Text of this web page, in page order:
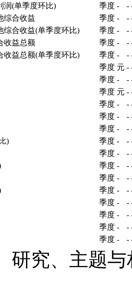
润(单季度环比)
季度 - -
综合收益
季度 - -
综合收益(单季度环比)
季度 - -
收益总额
季度 - -
收益总额(单季度环比)
季度 - -
季度 元 -
季度 - -
季度 元 -
季度 - -
季度 - -
季度 - -
)
季度 - -
季度 - -
季度 - -
季度 - -
季度 - -
季度 - -
季度 - -
季度 - -
季度 - -
研究、主题